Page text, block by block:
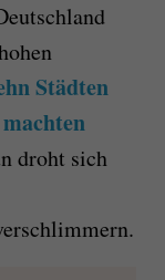
Städten
droht sich